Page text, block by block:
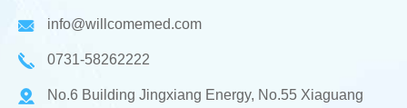
info@willcomemed.com
0731-58262222
No.6 Building Jingxiang Energy, No.55 Xiaguang